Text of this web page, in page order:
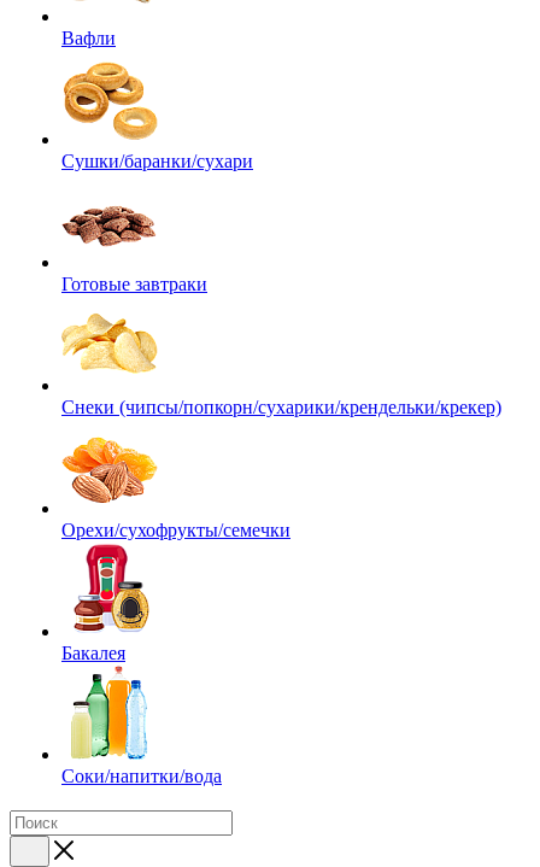
Вафли
Сушки/баранки/сухари
Готовые завтраки
Снеки (чипсы/попкорн/сухарики/крендельки/крекер)
Орехи/сухофрукты/семечки
Бакалея
Соки/напитки/вода